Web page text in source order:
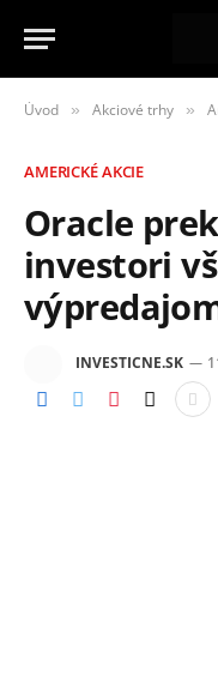
Úvod » Akciové trhy »
AMERICKÉ AKCIE
Oracle
investori
INVESTICNE.SK